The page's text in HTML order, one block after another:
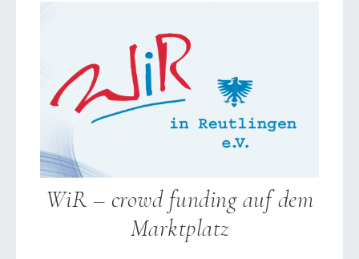
WiR – crowd funding auf dem
Marktplatz